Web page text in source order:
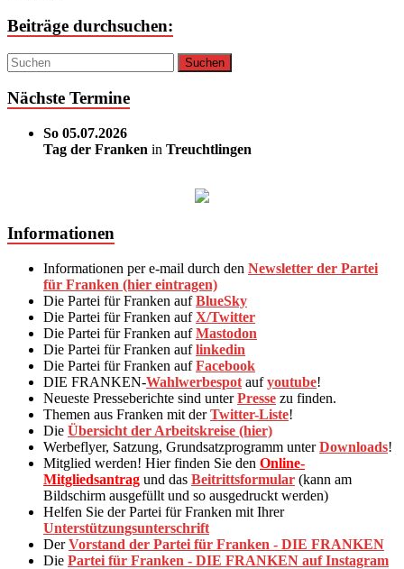
Beiträge durchsuchen:
Nächste Termine
So 05.07.2026
Tag der Franken in Treuchtlingen
Informationen
Informationen per e-mail durch den Newsletter der Partei
für Franken (hier eintragen)
Die Partei für Franken aufBlueSky
Die Partei für Franken aufX/Twitter
Die Partei für Franken aufMastodon
Die Partei für Franken auflinkedin
Die Partei für Franken aufFacebook
DIE FRANKEN-Wahlwerbespot aufyoutube!
Neueste Presseberichte sind unterPresse zu finden.
Themen aus Franken mit derTwitter-Liste!
Die Übersicht der Arbeitskreise (hier)
Werbeflyer, Satzung, Grundsatzprogramm unterDownloads!
Mitglied werden! Hier finden Sie den Online-
Mitgliedsantrag und das Beitrittsformular (kann am
Bildschirm ausgefüllt und so ausgedruckt werden)
Helfen Sie der Partei für Franken mit Ihrer
Unterstützungsunterschrift
DerVorstand der Partei für Franken - DIE FRANKEN
Die Partei für Franken - DIE FRANKEN auf Instagram